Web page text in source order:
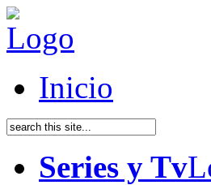
Inicio
Series y Tv